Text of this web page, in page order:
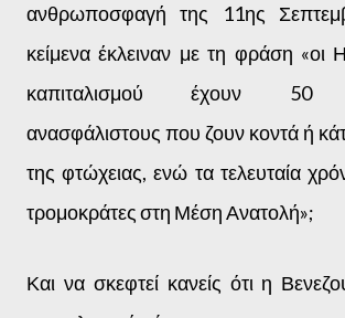
ανθρωποσφαγή της 11ης
κείμενα έκλειναν με τη φράση
καπιταλισμού έχουν 50
ανασφάλιστους που ζουν κοντά ή
της φτώχειας, ενώ τα τελευταία
τρομοκράτες στη Μέση Ανατολή»;
Και να σκεφτεί κανείς ότι η